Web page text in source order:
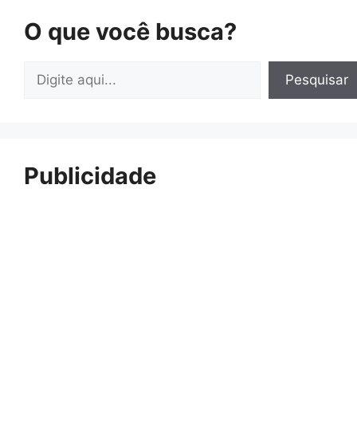
O que você busca?
Pesquisar
Publicidade